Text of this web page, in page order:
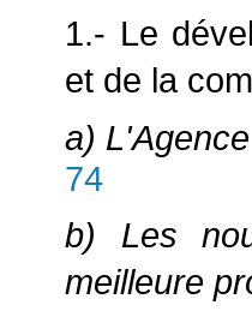
1.- Le
et de la
a)
74
b) Les
meilleure